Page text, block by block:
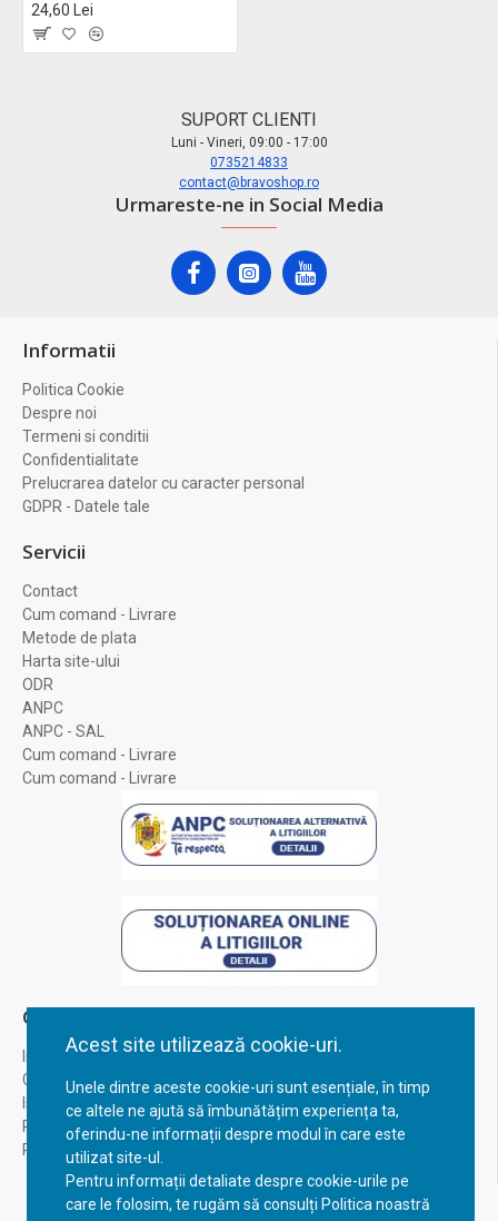
Acest site utilizează cookie-uri.
Unele dintre aceste cookie-uri sunt esențiale, în timp
ce altele ne ajută să îmbunătățim experiența ta,
oferindu-ne informații despre modul în care este
utilizat site-ul.
Pentru informații detaliate despre cookie-urile pe
care le folosim, te rugăm să consulți Politica noastră
24,60 Lei
SUPORT CLIENTI
Luni - Vineri, 09:00 - 17:00
0735214833
contact@bravoshop.ro
Urmareste-ne in Social Media
Informatii
Politica Cookie
Despre noi
Termeni si conditii
Confidentialitate
Prelucrarea datelor cu caracter personal
GDPR - Datele tale
Servicii
Contact
Cum comand - Livrare
Metode de plata
Harta site-ului
ODR
ANPC
ANPC - SAL
Cum comand - Livrare
Cum comand - Livrare
Contul Meu
Inregistrare
Contul meu
Istoric comenzi
Recuperare parola
Returnare produs